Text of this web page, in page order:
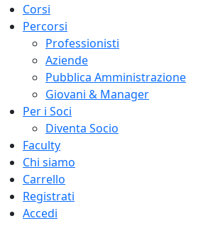
Corsi
Percorsi
Professionisti
Aziende
Pubblica Amministrazione
Giovani & Manager
Per i Soci
Diventa Socio
Faculty
Chi siamo
Carrello
Registrati
Accedi